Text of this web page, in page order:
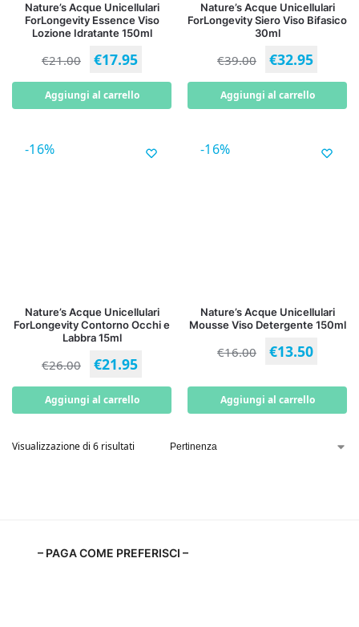
Nature’s Acque Unicellulari
ForLongevity Essence Viso
Lozione Idratante 150ml
€21.00 €17.95
Aggiungi al carrello
Nature’s Acque Unicellulari
ForLongevity Siero Viso Bifasico
30ml
€39.00 €32.95
Aggiungi al carrello
-16%
Nature’s Acque Unicellulari
ForLongevity Contorno Occhi e
Labbra 15ml
€26.00 €21.95
Aggiungi al carrello
-16%
Nature’s Acque Unicellulari
Mousse Viso Detergente 150ml
€16.00 €13.50
Aggiungi al carrello
Visualizzazione di 6 risultati
– PAGA COME PREFERISCI –